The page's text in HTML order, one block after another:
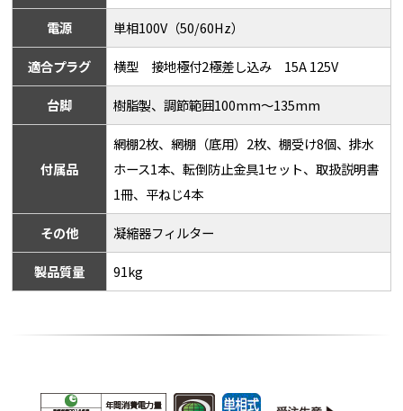
電源 単相100V（50/60Hz）
適合プラグ 横型 接地極付2極差し込み 15A 125V
台脚 樹脂製、調節範囲100mm～135mm
付属品
網棚2枚、網棚（底用）2枚、棚受け8個、排水
ホース1本、転倒防止金具1セット、取扱説明書
1冊、平ねじ4本
その他 凝縮器フィルター
製品質量 91kg